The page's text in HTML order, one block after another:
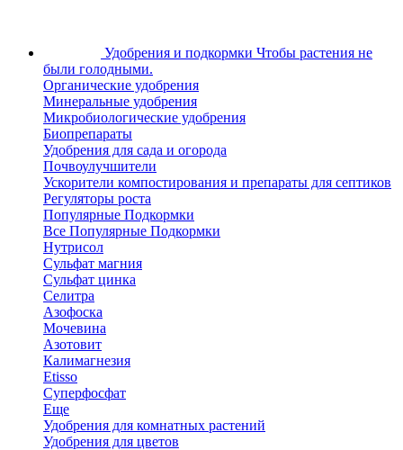
Удобрения и подкормки Чтобы растения не
были голодными.
Органические удобрения
Минеральные удобрения
Микробиологические удобрения
Биопрепараты
Удобрения для сада и огорода
Почвоулучшители
Ускорители компостирования и препараты для септиков
Регуляторы роста
Популярные Подкормки
Все Популярные Подкормки
Нутрисол
Сульфат магния
Сульфат цинка
Селитра
Азофоска
Мочевина
Азотовит
Калимагнезия
Etisso
Суперфосфат
Еще
Удобрения для комнатных растений
Удобрения для цветов